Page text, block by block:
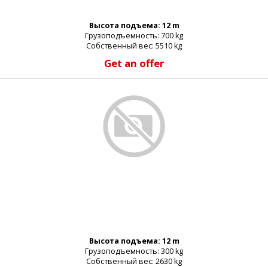
Высота подъема: 12 m
Грузоподъемность: 700 kg
Собственный вес: 5510 kg
Get an offer
Высота подъема: 12 m
Грузоподъемность: 300 kg
Собственный вес: 2630 kg
_lost_password